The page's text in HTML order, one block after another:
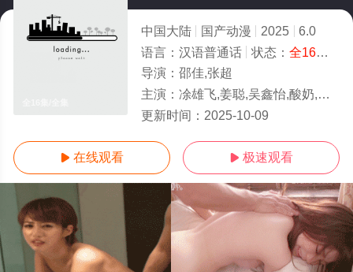
中国大陆 国产动漫 2025
6.0
语言： 汉语普通话 状态： 全16集
导演： 邵佳,张超
主演： 凃雄飞,姜聪,吴鑫怡,酸奶,曹配,陈大刚
更新时间： 2025-10-09
 在线观看  极速观看